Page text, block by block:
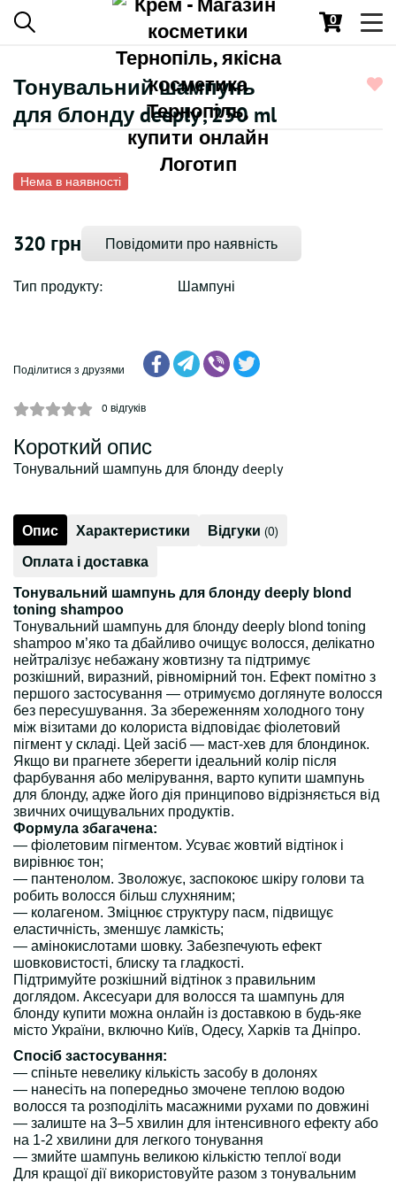
0
Тонувальний шампунь
для блонду deeply , 250 ml
Нема в наявності
320 грн Повідомити про наявність
Тип продукту: Шампуні
Поділитися з друзями
0 відгуків
Короткий опис
Тонувальний шампунь для блонду deeply
Опис Характеристики Відгуки (0)
Оплата і доставка
Тонувальний шампунь для блонду deeply blond
toning shampoo
Тонувальний шампунь для блонду deeply blond toning
shampoo м’яко та дбайливо очищує волосся, делікатно
нейтралізує небажану жовтизну та підтримує
розкішний, виразний, рівномірний тон. Ефект помітно з
першого застосування — отримуємо доглянуте волосся
без пересушування. За збереженням холодного тону
між візитами до колориста відповідає фіолетовий
пігмент у складі. Цей засіб — маст-хев для блондинок.
Якщо ви прагнете зберегти ідеальний колір після
фарбування або мелірування, варто купити шампунь
для блонду, адже його дія принципово відрізняється від
звичних очищувальних продуктів.
Формула збагачена:
— фіолетовим пігментом. Усуває жовтий відтінок і
вирівнює тон;
— пантенолом. Зволожує, заспокоює шкіру голови та
робить волосся більш слухняним;
— колагеном. Зміцнює структуру пасм, підвищує
еластичність, зменшує ламкість;
— амінокислотами шовку. Забезпечують ефект
шовковистості, блиску та гладкості.
Підтримуйте розкішний відтінок з правильним
доглядом. Аксесуари для волосся та шампунь для
блонду купити можна онлайн із доставкою в будь-яке
місто України, включно Київ, Одесу, Харків та Дніпро.
Спосіб застосування:
— спіньте невелику кількість засобу в долонях
— нанесіть на попередньо змочене теплою водою
волосся та розподіліть масажними рухами по довжині
— залиште на 3–5 хвилин для інтенсивного ефекту або
на 1-2 хвилини для легкого тонування
— змийте шампунь великою кількістю теплої води
Для кращої дії використовуйте разом з тонувальним